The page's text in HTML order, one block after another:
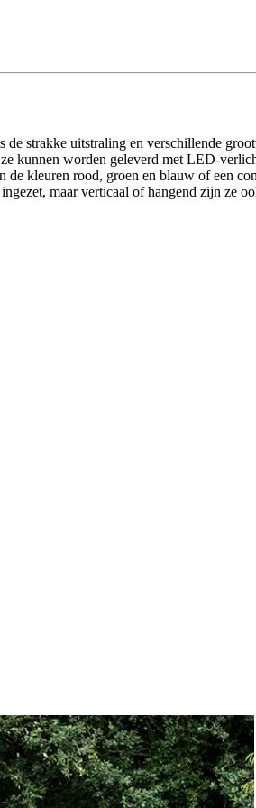
strakke uitstraling en verschillende
kunnen worden geleverd met LED-
kleuren rood, groen en blauw of een
maar verticaal of hangend zijn ze